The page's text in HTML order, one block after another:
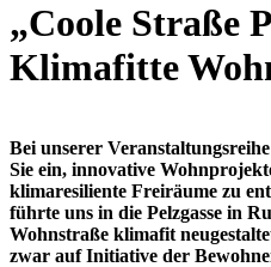
„Coole Straße
Klimafitte
Bei unserer Veranstaltungsreihe
Sie ein, innovative
klimaresiliente Freiräume zu
führte uns in die Pelzgasse in
Wohnstraße klimafit
zwar auf Initiative der